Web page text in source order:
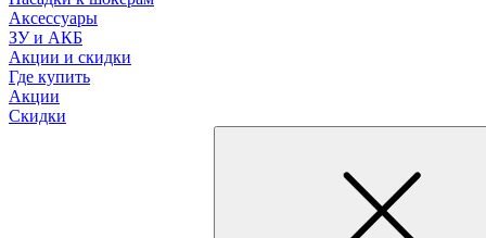
Аксессуары
ЗУ и АКБ
Акции и скидки
Где купить
Акции
Скидки